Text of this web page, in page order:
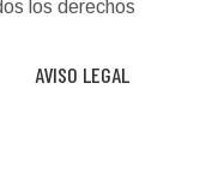
los derechos
AVISO LEGAL